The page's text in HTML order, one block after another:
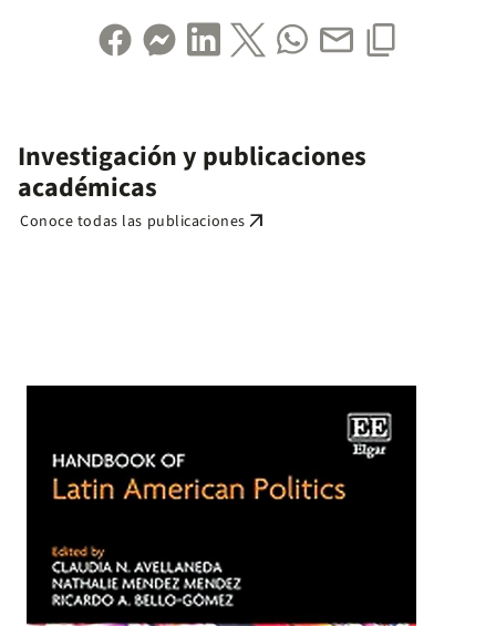
Investigación y publicaciones
académicas
Conoce todas las publicaciones arrow_outward